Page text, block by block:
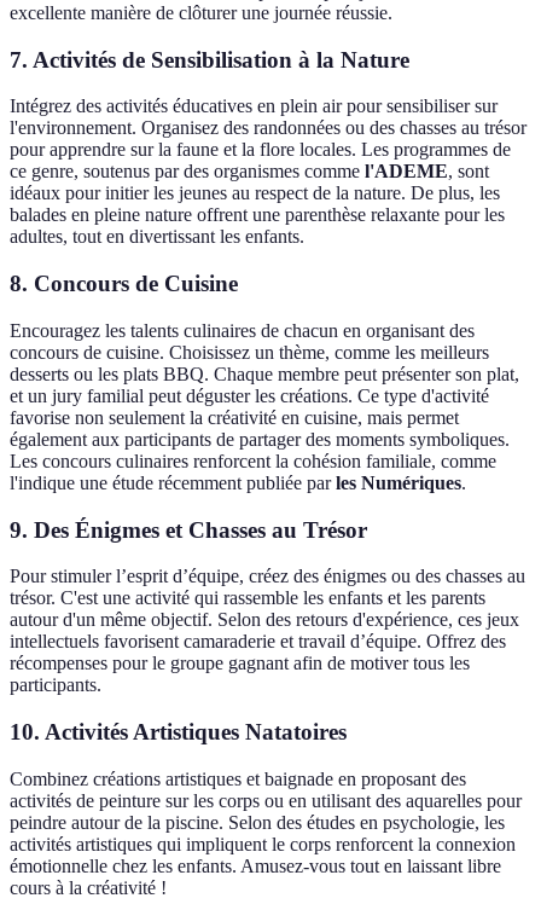
excellente manière de clôturer une journée réussie.
7. Activités de Sensibilisation à la Nature
Intégrez des activités éducatives en plein air pour sensibiliser sur
l'environnement. Organisez des randonnées ou des chasses au trésor
pour apprendre sur la faune et la flore locales. Les programmes de
ce genre, soutenus par des organismes comme l'ADEME, sont
idéaux pour initier les jeunes au respect de la nature. De plus, les
balades en pleine nature offrent une parenthèse relaxante pour les
adultes, tout en divertissant les enfants.
8. Concours de Cuisine
Encouragez les talents culinaires de chacun en organisant des
concours de cuisine. Choisissez un thème, comme les meilleurs
desserts ou les plats BBQ. Chaque membre peut présenter son plat,
et un jury familial peut déguster les créations. Ce type d'activité
favorise non seulement la créativité en cuisine, mais permet
également aux participants de partager des moments symboliques.
Les concours culinaires renforcent la cohésion familiale, comme
l'indique une étude récemment publiée parles Numériques.
9. Des Énigmes et Chasses au Trésor
Pour stimuler l’esprit d’équipe, créez des énigmes ou des chasses au
trésor. C'est une activité qui rassemble les enfants et les parents
autour d'un même objectif. Selon des retours d'expérience, ces jeux
intellectuels favorisent camaraderie et travail d’équipe. Offrez des
récompenses pour le groupe gagnant afin de motiver tous les
participants.
10. Activités Artistiques Natatoires
Combinez créations artistiques et baignade en proposant des
activités de peinture sur les corps ou en utilisant des aquarelles pour
peindre autour de la piscine. Selon des études en psychologie, les
activités artistiques qui impliquent le corps renforcent la connexion
émotionnelle chez les enfants. Amusez-vous tout en laissant libre
cours à la créativité !